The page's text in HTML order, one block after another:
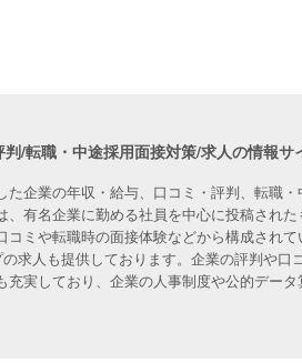
/転職・中途採用面接対策/求人の情報サ
企業の年収・給与、口コミ・評判、転職
有名企業に勤める社員を中心に投稿され
ミや転職時の面接体験などから構成されて
求人も提供しております。企業の評判や口
実しており、企業の人事制度や公的デー